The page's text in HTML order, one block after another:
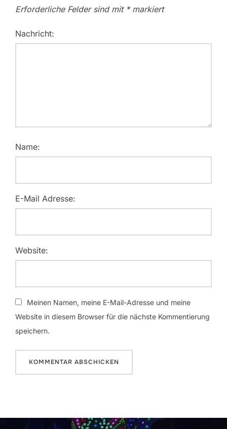
Erforderliche Felder sind mit *markiert
Nachricht:
Name:
E-Mail Adresse:
Website:
Meinen Namen, meine E-Mail-Adresse und meine
Website in diesem Browser für die nächste Kommentierung
speichern.